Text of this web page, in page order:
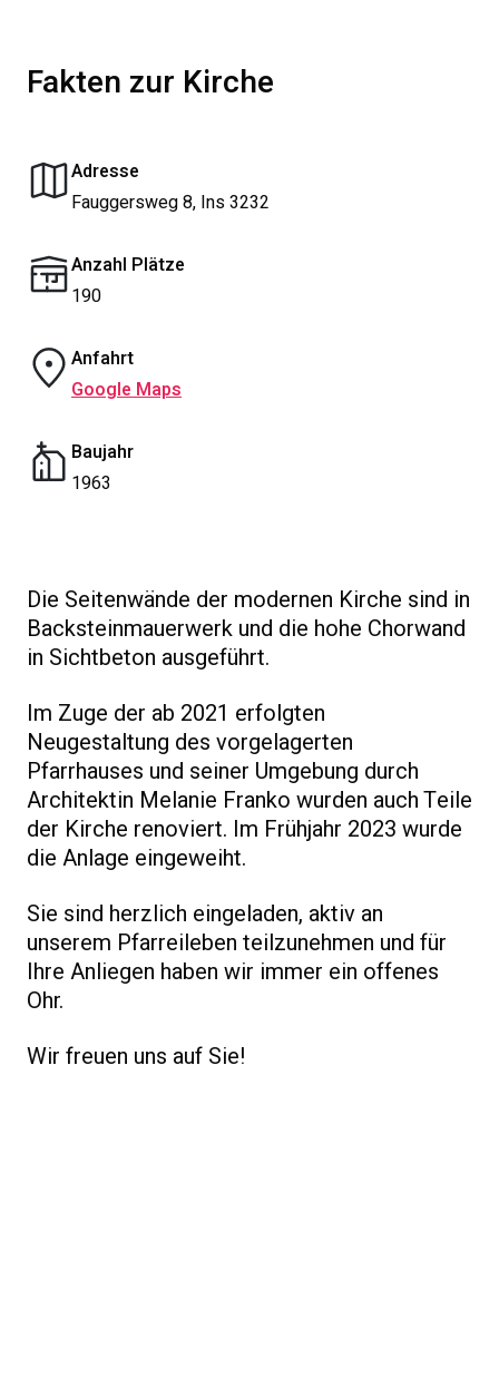
Fakten zur Kirche
Adresse
Fauggersweg 8, Ins 3232
Anzahl Plätze
190
Anfahrt
Google Maps
Baujahr
1963
Die Seitenwände der modernen Kirche sind in
Backsteinmauerwerk und die hohe Chorwand
in Sichtbeton ausgeführt.
Im Zuge der ab 2021 erfolgten
Neugestaltung des vorgelagerten
Pfarrhauses und seiner Umgebung durch
Architektin Melanie Franko wurden auch Teile
der Kirche renoviert. Im Frühjahr 2023 wurde
die Anlage eingeweiht.
Sie sind herzlich eingeladen, aktiv an
unserem Pfarreileben teilzunehmen und für
Ihre Anliegen haben wir immer ein offenes
Ohr.
Wir freuen uns auf Sie!